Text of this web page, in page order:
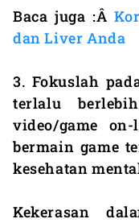
Baca juga :Â
dan Liver Anda
3. Fokuslah
terlalu
video/game
bermain game
kesehatan
Kekerasan